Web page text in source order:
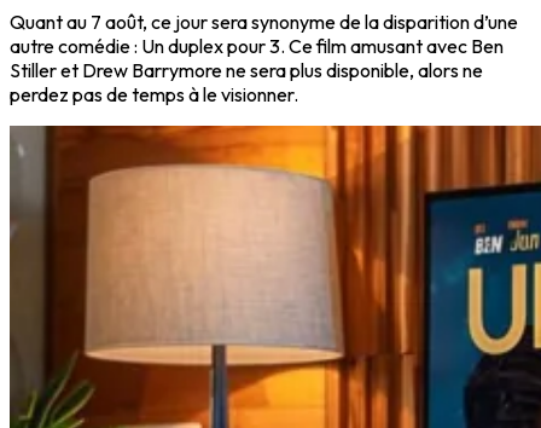
Quant au 7 août, ce jour sera synonyme de la disparition d’une
autre comédie : Un duplex pour 3. Ce film amusant avec Ben
Stiller et Drew Barrymore ne sera plus disponible, alors ne
perdez pas de temps à le visionner.